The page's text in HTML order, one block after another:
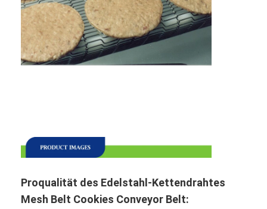
Fabrik Tour
Qualitätskontrolle
Kontakt
Spiraldrahtgeflecht
Proqualität des Edelstahl-Kettendrahtes
Mesh Belt Cookies Conveyor Belt: